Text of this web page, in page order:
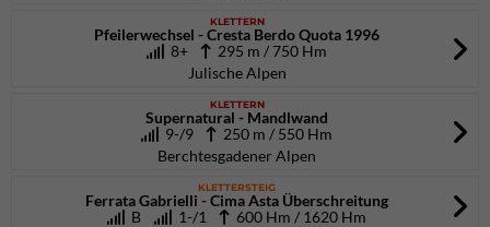
KLETTERN
Pfeilerwechsel - Cresta Berdo Quota 1996
8+
295 m / 750 Hm
Julische Alpen
KLETTERN
Supernatural - Mandlwand
9-/9
250 m / 550 Hm
Berchtesgadener Alpen
KLETTERSTEIG
Ferrata Gabrielli - Cima Asta Überschreitung
B
1-/1 600 Hm / 1620 Hm